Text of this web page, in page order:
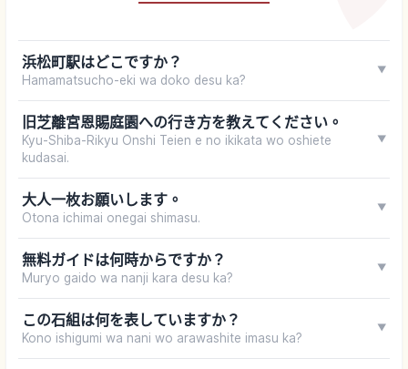
浜松町駅はどこですか？
Hamamatsucho-eki wa doko desu ka?
▼
旧芝離宮恩賜庭園への行き方を教えてください。
Kyu-Shiba-Rikyu Onshi Teien e no ikikata wo oshiete
kudasai.
▼
大人一枚お願いします。
Otona ichimai onegai shimasu.
▼
無料ガイドは何時からですか？
Muryo gaido wa nanji kara desu ka?
▼
この石組は何を表していますか？
Kono ishigumi wa nani wo arawashite imasu ka?
▼